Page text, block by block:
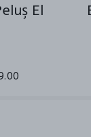
El